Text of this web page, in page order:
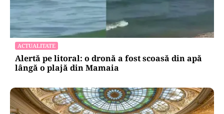
ACTUALITATE
Alertă pe litoral: o dronă a fost scoasă din apă
lângă o plajă din Mamaia